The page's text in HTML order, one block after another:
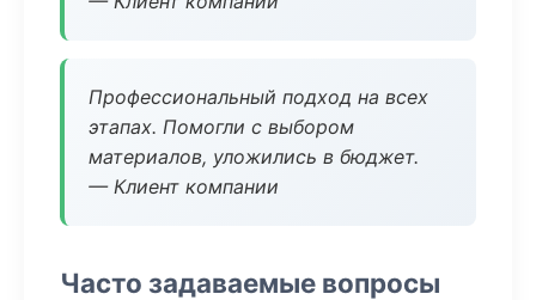
Профессиональный подход на всех
этапах. Помогли с выбором
материалов, уложились в бюджет.
— Клиент компании
Часто задаваемые вопросы